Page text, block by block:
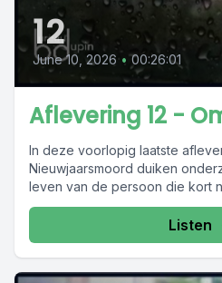
12
June 10, 2026 • 00:26:01
Aflevering 12 -
In deze voorlopig laatste
Nieuwjaarsmoord duiken
leven van de persoon die kort
Listen